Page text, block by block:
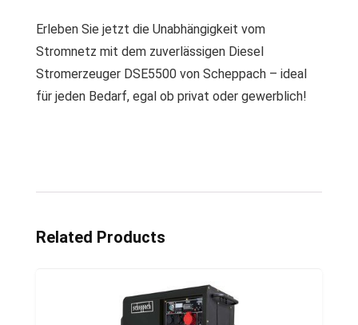
Erleben Sie jetzt die Unabhängigkeit vom
Stromnetz mit dem zuverlässigen Diesel
Stromerzeuger DSE5500 von Scheppach – ideal
für jeden Bedarf, egal ob privat oder gewerblich!
Related Products